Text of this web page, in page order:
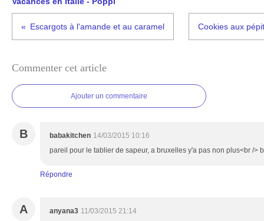
Escargots à l'amande et au caramel Cookies aux
Commenter cet article
Ajouter un commentaire
B babakitchen 14/03/2015 10:16
pareil pour le tablier de sapeur, a bruxelles y'a pas non plus<br />
Répondre
A anyana3 11/03/2015 21:14